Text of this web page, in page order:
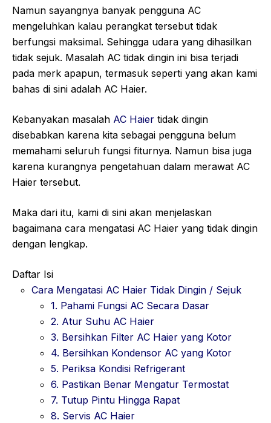
Namun sayangnya banyak pengguna AC
mengeluhkan kalau perangkat tersebut tidak
berfungsi maksimal. Sehingga udara yang dihasilkan
tidak sejuk. Masalah AC tidak dingin ini bisa terjadi
pada merk apapun, termasuk seperti yang akan kami
bahas di sini adalah AC Haier.
Kebanyakan masalah AC Haier tidak dingin
disebabkan karena kita sebagai pengguna belum
memahami seluruh fungsi fiturnya. Namun bisa juga
karena kurangnya pengetahuan dalam merawat AC
Haier tersebut.
Maka dari itu, kami di sini akan menjelaskan
bagaimana cara mengatasi AC Haier yang tidak dingin
dengan lengkap.
Daftar Isi
Cara Mengatasi AC Haier Tidak Dingin / Sejuk
1. Pahami Fungsi AC Secara Dasar
2. Atur Suhu AC Haier
3. Bersihkan Filter AC Haier yang Kotor
4. Bersihkan Kondensor AC yang Kotor
5. Periksa Kondisi Refrigerant
6. Pastikan Benar Mengatur Termostat
7. Tutup Pintu Hingga Rapat
8. Servis AC Haier